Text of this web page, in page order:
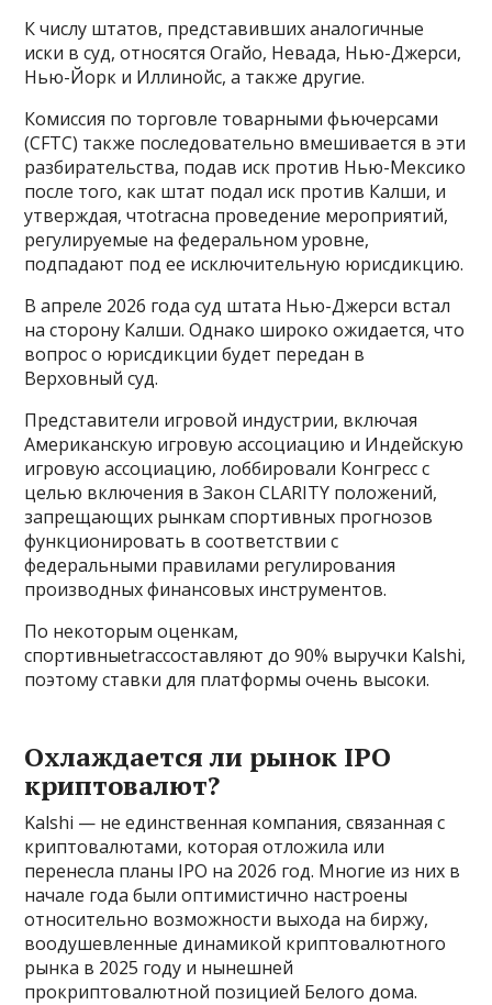
К числу штатов, представивших аналогичные
иски в суд, относятся Огайо, Невада, Нью-Джерси,
Нью-Йорк и Иллинойс, а также другие.
Комиссия по торговле товарными фьючерсами
(CFTC) также последовательно вмешивается в эти
разбирательства, подав иск против Нью-Мексико
после того, как штат подал иск против Калши, и
утверждая, чтоtracна проведение мероприятий,
регулируемые на федеральном уровне,
подпадают под ее исключительную юрисдикцию.
В апреле 2026 года суд штата Нью-Джерси встал
на сторону Калши. Однако широко ожидается, что
вопрос о юрисдикции будет передан в
Верховный суд.
Представители игровой индустрии, включая
Американскую игровую ассоциацию и Индейскую
игровую ассоциацию, лоббировали Конгресс с
целью включения в Закон CLARITY положений,
запрещающих рынкам спортивных прогнозов
функционировать в соответствии с
федеральными правилами регулирования
производных финансовых инструментов.
По некоторым оценкам,
спортивныеtracсоставляют до 90% выручки Kalshi,
поэтому ставки для платформы очень высоки.
Охлаждается ли рынок IPO
криптовалют?
Kalshi — не единственная компания, связанная с
криптовалютами, которая отложила или
перенесла планы IPO на 2026 год. Многие из них в
начале года были оптимистично настроены
относительно возможности выхода на биржу,
воодушевленные динамикой криптовалютного
рынка в 2025 году и нынешней
прокриптовалютной позицией Белого дома.